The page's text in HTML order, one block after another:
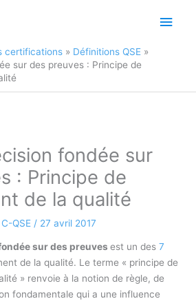
certifications
Définitions QSE
sur des preuves : Principe de
fondée sur
: Principe de
de la qualité
C-QSE / 27 avril 2017
sur des preuvesest un des7
de la qualité. Le terme « principe de
» renvoie à la notion de règle, de
fondamentale qui a une influence